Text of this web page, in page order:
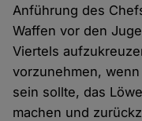
Anführung des
Waffen vor den
Viertels
vorzunehmen,
sein sollte, das
machen und